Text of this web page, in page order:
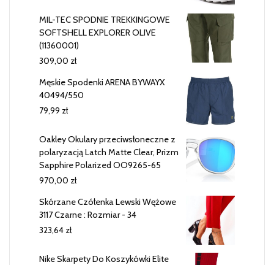
MIL-TEC SPODNIE TREKKINGOWE
SOFTSHELL EXPLORER OLIVE
(11360001)
309,00 zł
Męskie Spodenki ARENA BYWAYX
40494/550
79,99 zł
Oakley Okulary przeciwsłoneczne z
polaryzacją Latch Matte Clear, Prizm
Sapphire Polarized OO9265-65
970,00 zł
Skórzane Czółenka Lewski Wężowe
3117 Czarne : Rozmiar - 34
323,64 zł
Nike Skarpety Do Koszykówki Elite